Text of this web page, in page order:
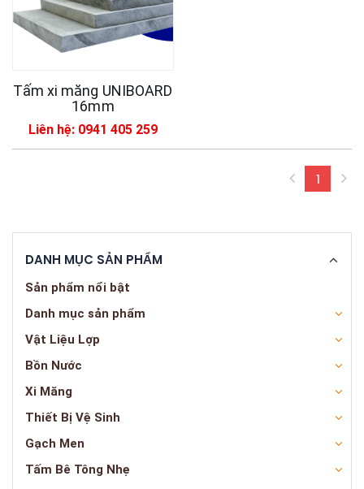
Tấm xi măng UNIBOARD
16mm
Liên hệ: 0941 405 259
1
DANH MỤC SẢN PHẨM
Sản phẩm nổi bật
Danh mục sản phẩm
Vật Liệu Lợp
Bồn Nước
Xi Măng
Thiết Bị Vệ Sinh
Gạch Men
Tấm Bê Tông Nhẹ